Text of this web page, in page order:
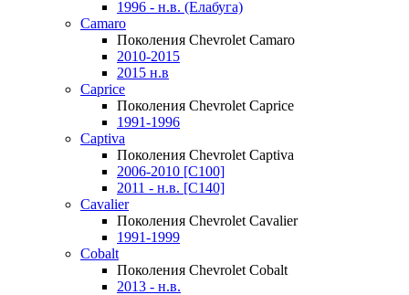
1996 - н.в. (Елабуга)
Camaro
Поколения Chevrolet Camaro
2010-2015
2015 н.в
Caprice
Поколения Chevrolet Caprice
1991-1996
Captiva
Поколения Chevrolet Captiva
2006-2010 [C100]
2011 - н.в. [C140]
Cavalier
Поколения Chevrolet Cavalier
1991-1999
Cobalt
Поколения Chevrolet Cobalt
2013 - н.в.